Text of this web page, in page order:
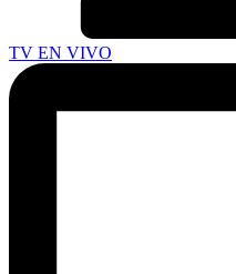
TV EN VIVO